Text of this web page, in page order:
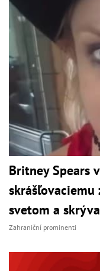
Britney Spears
svetom a
Zahraniční prominenti